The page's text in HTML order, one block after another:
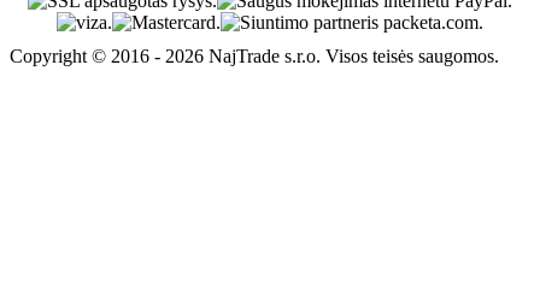
Copyright © 2016 - 2026 NajTrade s.r.o. Visos teisės saugomos.